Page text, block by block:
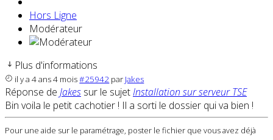
Hors Ligne
Modérateur
Plus d'informations
il y a 4 ans 4 mois#25942 par Jakes
Réponse de Jakes sur le sujetInstallation sur serveur TSE
Bin voila le petit cachotier ! Il a sorti le dossier qui va bien !
Pour une aide sur le paramétrage, poster le fichier que vous avez déjà